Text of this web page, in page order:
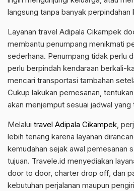
langsung tanpa banyak perpindahan
Layanan travel Adipala Cikampek
membantu penumpang menikmati
sederhana. Penumpang tidak perlu
perlu berpindah kendaraan berkali-
mencari transportasi tambahan
Cukup lakukan pemesanan,
akan menjemput sesuai jadwal
Melalui travel Adipala Cikampek,
lebih tenang karena layanan
kemudahan sejak awal pemesanan
tujuan. Travele.id menyediakan
door to door, charter drop off, dan
kebutuhan perjalanan maupun